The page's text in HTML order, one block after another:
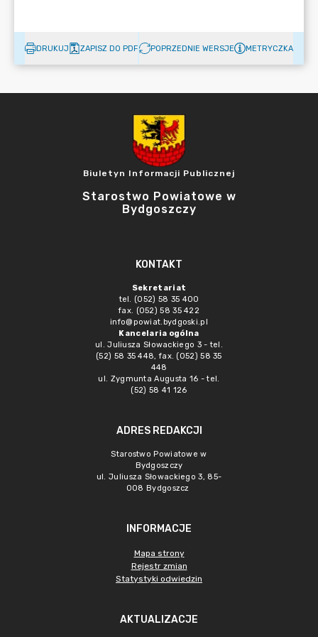
DRUKUJ ZAPISZ DO PDF POPRZEDNIE WERSJE METRYCZKA
Biuletyn Informacji Publicznej
Starostwo Powiatowe w
Bydgoszczy
KONTAKT
Sekretariat
tel. (052) 58 35 400
fax. (052) 58 35 422
info@powiat.bydgoski.pl
Kancelaria ogólna
ul. Juliusza Słowackiego 3 - tel.
(52) 58 35 448, fax. (052) 58 35
448
ul. Zygmunta Augusta 16 - tel.
(52) 58 41 126
ADRES REDAKCJI
Starostwo Powiatowe w
Bydgoszczy
ul. Juliusza Słowackiego 3, 85-
008 Bydgoszcz
INFORMACJE
Mapa strony
Rejestr zmian
Statystyki odwiedzin
AKTUALIZACJE